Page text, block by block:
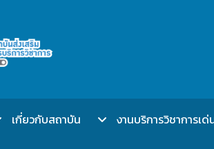
เกี่ยวกับสถาบัน งานบริการวิชาการเด่